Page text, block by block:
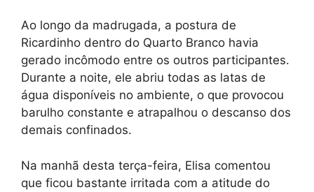
Ao longo da madrugada, a postura de
Ricardinho dentro do Quarto Branco havia
gerado incômodo entre os outros participantes.
Durante a noite, ele abriu todas as latas de
água disponíveis no ambiente, o que provocou
barulho constante e atrapalhou o descanso dos
demais confinados.
Na manhã desta terça-feira, Elisa comentou
que ficou bastante irritada com a atitude do